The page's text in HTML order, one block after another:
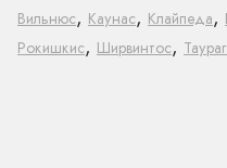
Вильнюс, Каунас, Клайпеда,
Рокишкис, Ширвинтос,